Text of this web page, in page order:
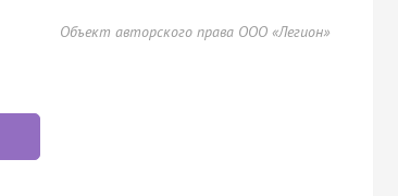
Объект авторского права ООО «Легион»